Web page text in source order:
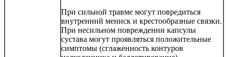
При сильной травме могут повредиться
внутренний мениск и крестообразные связки.
При несильном повреждении капсулы
сустава могут проявляться положительные
симптомы (сглаженность контуров